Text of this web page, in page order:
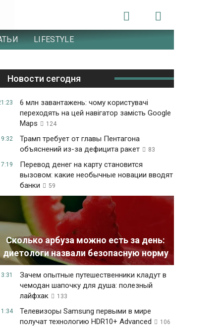
LIFESTYLE
Новости сегодня
6 млн завантажень: чому користувачі
переходять на цей навігатор замість Google
Maps
124
Трамп требует от главы Пентагона
объяснений из-за дефицита ракет
83
Перевод денег на карту становится
вызовом: какие необычные новации вводят
банки
59
Сколько арбуза можно есть за день:
диетологи назвали безопасную норму
Зачем опытные путешественники кладут в
чемодан шапочку для душа: полезный
лайфхак
133
Телевизоры Samsung первыми в мире
получат технологию HDR10+ Advanced
106